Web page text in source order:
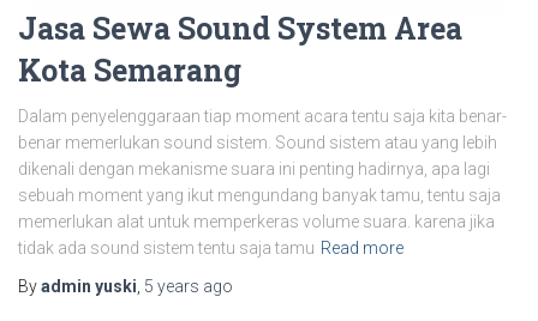
Jasa Sewa Sound System Area
Kota Semarang
Dalam penyelenggaraan tiap moment acara tentu saja kita benar-
benar memerlukan sound sistem. Sound sistem atau yang lebih
dikenali dengan mekanisme suara ini penting hadirnya, apa lagi
sebuah moment yang ikut mengundang banyak tamu, tentu saja
memerlukan alat untuk memperkeras volume suara. karena jika
tidak ada sound sistem tentu saja tamu Read more
Byadmin yuski, 5 years ago